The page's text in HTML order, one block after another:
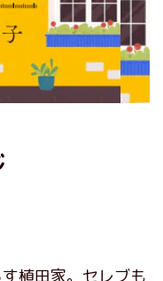
植田家。セレブも